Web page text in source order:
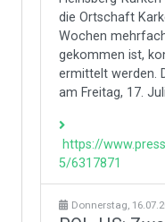
die Ortschaft
Wochen
gekommen ist,
ermittelt werden.
am Freitag, 17.
https://
5/6317871
Donnerstag,